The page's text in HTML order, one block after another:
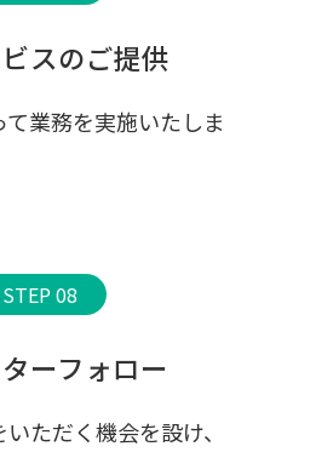
スのご提供
業務を実施いたしま
STEP 08
ーフォロー
ただく機会を設け、